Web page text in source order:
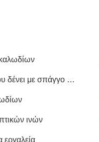
δένει με σπάγγο τα
ινών